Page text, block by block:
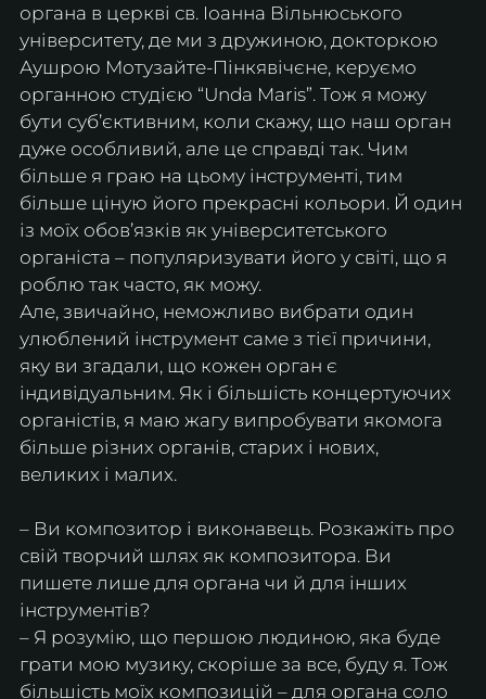
органа в церкві св. Іоанна Вільнюського
університету, де ми з дружиною, докторкою
Аушрою Мотузайте-Пінкявічєне, керуємо
органною студією “Unda Maris”. Тож я можу
бути суб’єктивним, коли скажу, що наш орган
дуже особливий, але це справді так. Чим
більше я граю на цьому інструменті, тим
більше ціную його прекрасні кольори. Й один
із моїх обов’язків як університетського
органіста – популяризувати його у світі, що я
роблю так часто, як можу.
Але, звичайно, неможливо вибрати один
улюблений інструмент саме з тієї причини,
яку ви згадали, що кожен орган є
індивідуальним. Як і більшість концертуючих
органістів, я маю жагу випробувати якомога
більше різних органів, старих і нових,
великих і малих.
– Ви композитор і виконавець. Розкажіть про
свій творчий шлях як композитора. Ви
пишете лише для органа чи й для інших
інструментів?
– Я розумію, що першою людиною, яка буде
грати мою музику, скоріше за все, буду я. Тож
більшість моїх композицій – для органа соло